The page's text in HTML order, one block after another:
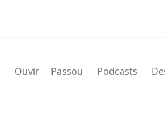
Ouvir Passou Podcasts